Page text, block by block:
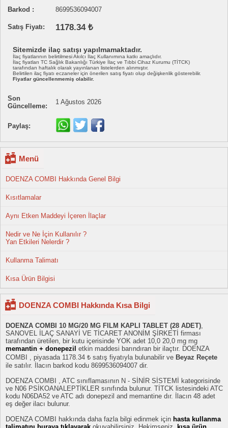
Barkod :
8699536094007
Satış Fiyatı: 1178.34 ₺
Sitemizde ilaç satışı yapılmamaktadır.
İlaç fiyatlarının belirtilmesi Akılcı İlaç Kullanımına katkı amaçlıdır.
İlaç fiyatları TC Sağlık Bakanlığı Türkiye İlaç ve Tıbbi Cihaz Kurumu (TİTCK)
tarafından haftalık olarak yayınlanan listelerden alınmıştır.
Belirtilen ilaç fiyatı eczaneler için önerilen satış fiyatı olup değişkenlik gösterebilir.
Fiyatlar güncellenmemiş olabilir.
Son
Güncelleme:
1 Ağustos 2026
Paylaş:
Menü
DOENZA COMBI Hakkında Genel Bilgi
Kısıtlamalar
Aynı Etken Maddeyi İçeren İlaçlar
Nedir ve Ne İçin Kullanılır ?
Yan Etkileri Nelerdir ?
Kullanma Talimatı
Kısa Ürün Bilgisi
DOENZA COMBI Hakkında Kısa Bilgi
DOENZA COMBI 10 MG/20 MG FILM KAPLI TABLET (28 ADET),
SANOVEL İLAÇ SANAYİ VE TİCARET ANONİM ŞİRKETİ firması
tarafından üretilen, bir kutu içerisinde YOK adet 10,0 20,0 mg mg
memantin + donepezil etkin maddesi barındıran bir ilaçtır. DOENZA
COMBI , piyasada 1178.34 ₺ satış fiyatıyla bulunabilir ve Beyaz Reçete
ile satılır. İlacın barkod kodu 8699536094007 dir.
DOENZA COMBI , ATC sınıflamasının N - SİNİR SİSTEMİ kategorisinde
ve N06 PSİKOANALEPTİKLER sınıfında bulunur. TİTCK listesindeki ATC
kodu N06DA52 ve ATC adı donepezil and memantine dır. İlacın 48 adet
eş değer ilacı bulunur.
DOENZA COMBI hakkında daha fazla bilgi edinmek için hasta kullanma